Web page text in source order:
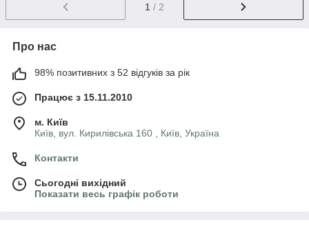
1 / 2
Про нас
98% позитивних з 52 відгуків за рік
Працює з 15.11.2010
м. Київ
Київ, вул. Кирилівська 160 , Київ, Україна
Контакти
Сьогодні вихідний
Показати весь графік роботи